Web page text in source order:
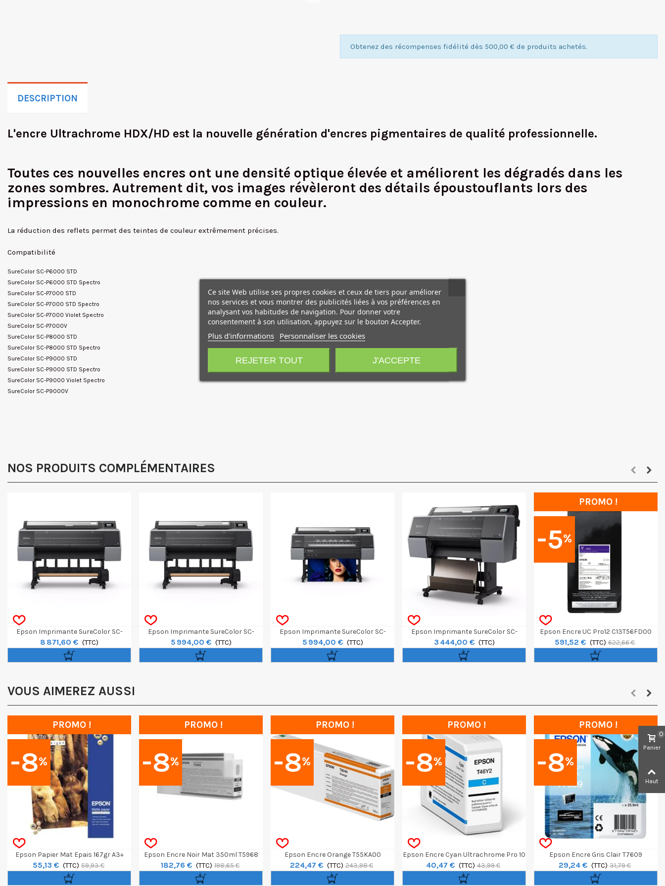
Obtenez des récompenses fidélité dès 500,00 € de produits achetés.
DESCRIPTION
L'encre Ultrachrome HDX/HD est la nouvelle génération d'encres pigmentaires de qualité professionnelle.
Toutes ces nouvelles encres ont une densité optique élevée et améliorent les dégradés dans les
zones sombres. Autrement dit, vos images révèleront des détails époustouflants lors des
impressions en monochrome comme en couleur.
La réduction des reflets permet des teintes de couleur extrêmement précises.
Compatibilité
SureColor SC-P6000 STD
SureColor SC-P6000 STD Spectro
SureColor SC-P7000 STD
SureColor SC-P7000 STD Spectro
SureColor SC-P7000 Violet Spectro
SureColor SC-P7000V
SureColor SC-P8000 STD
SureColor SC-P8000 STD Spectro
SureColor SC-P9000 STD
SureColor SC-P9000 STD Spectro
SureColor SC-P9000 Violet Spectro
SureColor SC-P9000V
NOS PRODUITS COMPLÉMENTAIRES
Epson Imprimante SureColor SC-
P9300 Spectro 44"
8 871,60 € (TTC)
Epson Imprimante SureColor SC-
P9300 44"
5 994,00 € (TTC)
Epson Imprimante SureColor SC-
P7300 Spectro 24"
5 994,00 € (TTC)
Epson Imprimante SureColor SC-
P7300 24"
3 444,00 € (TTC)
-5%
PROMO !
Epson Encre UC Pro12 C13T56FD00
1600ml Pour SC-P20500 - Violet
591,52 € (TTC) 622,66 €
VOUS AIMEREZ AUSSI
-8%
PROMO !
Epson Papier Mat Epais 167gr A3+
Boite 50 Feuilles
55,13 € (TTC) 59,93 €
-8%
PROMO !
Epson Encre Noir Mat 350ml T5968
182,76 € (TTC) 198,65 €
-8%
PROMO !
Epson Encre Orange T55KA00
Ultrachrome HDX 700ml
224,47 € (TTC) 243,98 €
-8%
PROMO !
Epson Encre Cyan Ultrachrome Pro 10
Pour SC-P900
40,47 € (TTC) 43,99 €
-8%
PROMO !
Epson Encre Gris Clair T7609
Ultrachrome HD Pour SC-P600
29,24 € (TTC) 31,79 €
Ce site Web utilise ses propres cookies et ceux de tiers pour améliorer
nos services et vous montrer des publicités liées à vos préférences en
analysant vos habitudes de navigation. Pour donner votre
consentement à son utilisation, appuyez sur le bouton Accepter.
Plus d'informations Personnaliser les cookies
REJETER TOUT J'ACCEPTE
Panier
0
Haut